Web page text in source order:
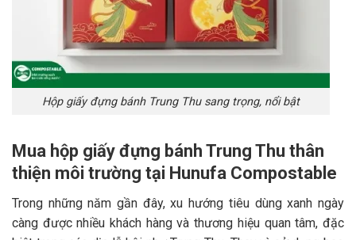
Hộp giấy đựng bánh Trung Thu sang trọng, nổi bật
Mua hộp giấy đựng bánh Trung Thu thân
thiện môi trường tại Hunufa Compostable
Trong những năm gần đây, xu hướng tiêu dùng xanh ngày
càng được nhiều khách hàng và thương hiệu quan tâm, đặc